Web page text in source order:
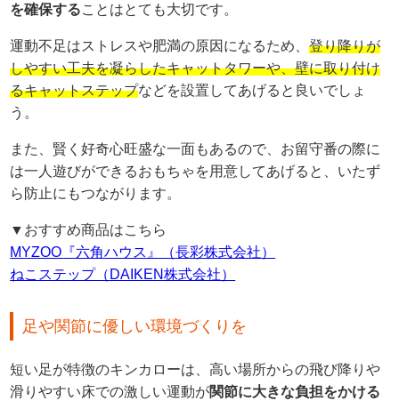
を確保することはとても大切です。
運動不足はストレスや肥満の原因になるため、登り降りが
しやすい工夫を凝らしたキャットタワーや、壁に取り付け
るキャットステップなどを設置してあげると良いでしょ
う。
また、賢く好奇心旺盛な一面もあるので、お留守番の際に
は一人遊びができるおもちゃを用意してあげると、いたず
ら防止にもつながります。
▼おすすめ商品はこちら
MYZOO『六角ハウス』（長彩株式会社）
ねこステップ（DAIKEN株式会社）
足や関節に優しい環境づくりを
短い足が特徴のキンカローは、高い場所からの飛び降りや
滑りやすい床での激しい運動が関節に大きな負担をかける